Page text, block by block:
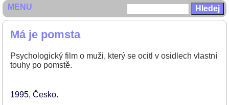
Má je pomsta
Psychologický film o muži, který se ocitl v osidlech vlastní
touhy po pomstě.
1995 Česko
MENU